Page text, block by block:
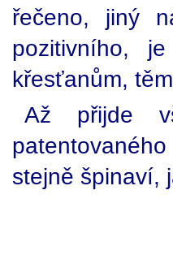
řečeno, jiný
pozitivního,
křesťanům,
Až přijde
stejně špinaví,